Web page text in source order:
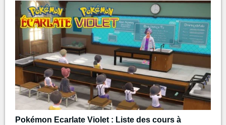
Pokémon Ecarlate Violet : Liste des cours à